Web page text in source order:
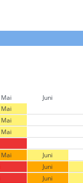
Mai Juni
Mai
Mai
Mai
Mai
Juni
Juni
Juni